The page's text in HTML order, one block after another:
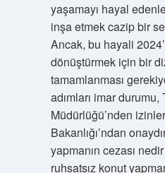
yaşamayı hayal
inşa etmek cazip bir
Ancak, bu hayali
dönüştürmek için bir
tamamlanması
adımları imar durumu,
Müdürlüğü’nden
Bakanlığı’ndan
yapmanın cezası
ruhsatsız konut